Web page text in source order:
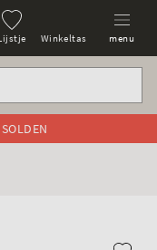
Winkeltas menu